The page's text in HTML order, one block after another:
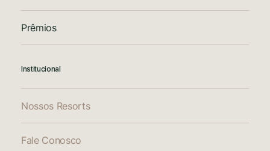
Prêmios
Institucional
Nossos Resorts
Fale Conosco